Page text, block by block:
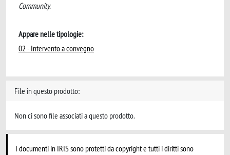
Community.
Appare nelle tipologie:
02 - Intervento a convegno
File in questo prodotto:
Non ci sono file associati a questo prodotto.
I documenti in IRIS sono protetti da copyright e tutti i diritti sono